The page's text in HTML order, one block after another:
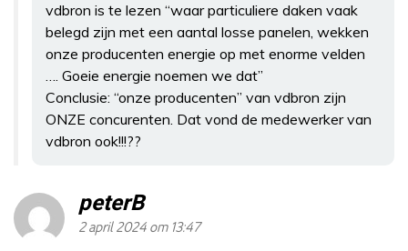
vdbron is te lezen “waar particuliere daken vaak
belegd zijn met een aantal losse panelen, wekken
onze producenten energie op met enorme velden
…. Goeie energie noemen we dat”
Conclusie: “onze producenten” van vdbron zijn
ONZE concurenten. Dat vond de medewerker van
vdbron ook!!!??
peterB
2 april 2024 om 13:47